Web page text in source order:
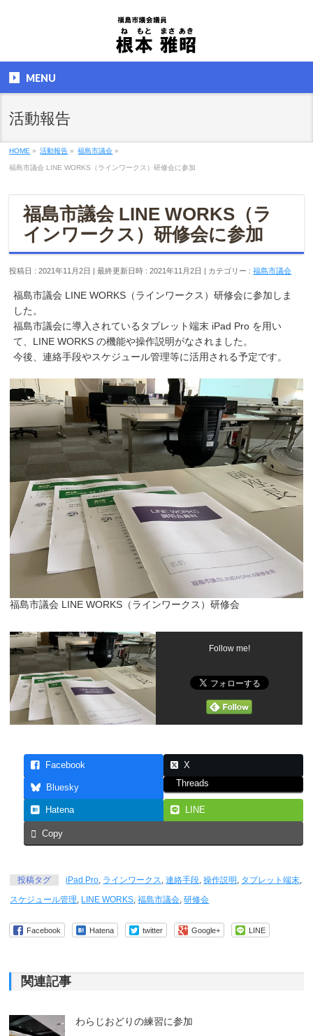
MENU
活動報告
HOME » 活動報告 » 福島市議会 »
福島市議会 LINE WORKS（ラインワークス）研修会に参加
福島市議会 LINE WORKS（ラ
インワークス）研修会に参加
投稿日 : 2021年11月2日 最終更新日時 : 2021年11月2日 カテゴリー :福島市議会
福島市議会 LINE WORKS（ラインワークス）研修会に参加しま
した。
福島市議会に導入されているタブレット端末 iPad Pro を用い
て、LINE WORKS の機能や操作説明がなされました。
今後、連絡手段やスケジュール管理等に活用される予定です。
福島市議会 LINE WORKS（ラインワークス）研修会
Follow me!
Facebook X
Bluesky Threads
Hatena LINE
Copy
投稿タグ iPad Pro, ラインワークス,連絡手段,操作説明 , タブレット端末,
スケジュール管理, LINE WORKS,福島市議会,研修会
Facebook Hatena twitter Google+ LINE
関連記事
わらじおどりの練習に参加